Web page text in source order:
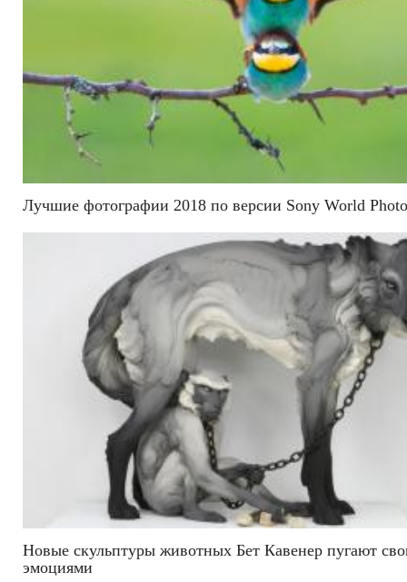
Лучшие фотографии 2018 по версии Sony World
Новые скульптуры животных Бет Кавенер пугают
эмоциями